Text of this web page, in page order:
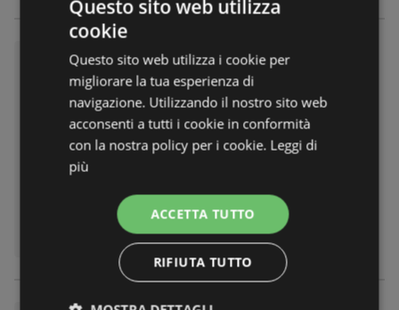
Buone Feste
Volantino non più valido
Scaduto il: 14.12.2025
Rimosso: 0,47 km
Questo sito web utilizza
cookie
Questo sito web utilizza i cookie per
migliorare la tua esperienza di
navigazione. Utilizzando il nostro sito web
acconsenti a tutti i cookie in conformità
con la nostra policy per i cookie. Leggi di
più
ACCETTA TUTTO
RIFIUTA TUTTO